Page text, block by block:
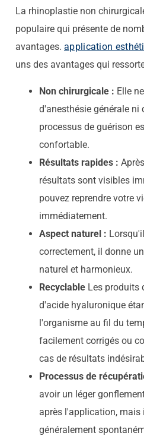
La rhinoplastie non
populaire qui présente de
avantages. application
uns des avantages qui
Non chirurgicale : Elle
d'anesthésie générale ni
processus de guérison
confortable.
Résultats rapides :
résultats sont visibles
pouvez reprendre votre
immédiatement.
Aspect naturel :
correctement, il donne
naturel et harmonieux.
Recyclable Les produits
d'acide hyaluronique
l'organisme au fil du
facilement corrigés ou
cas de résultats
Processus de
avoir un léger
après l'application,
généralement